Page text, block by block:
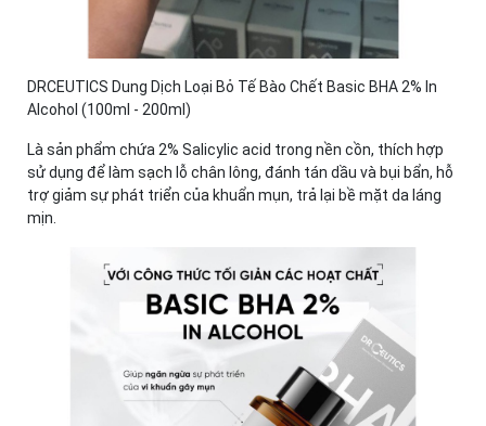
DRCEUTICS Dung Dịch Loại Bỏ Tế Bào Chết Basic BHA 2% In
Alcohol (100ml - 200ml)
Là sản phẩm chứa 2% Salicylic acid trong nền cồn, thích hợp
sử dụng để làm sạch lỗ chân lông, đánh tán dầu và bụi bẩn, hỗ
trợ giảm sự phát triển của khuẩn mụn, trả lại bề mặt da láng
mịn.